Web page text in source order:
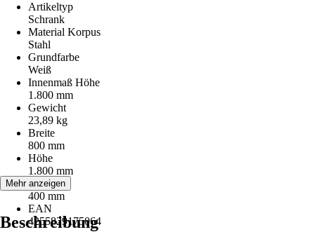
Artikeltyp
Schrank
Material Korpus
Stahl
Grundfarbe
Weiß
Innenmaß Höhe
1.800 mm
Gewicht
23,89 kg
Breite
800 mm
Höhe
1.800 mm
Tiefe
400 mm
EAN
4255829175064
Mehr anzeigen
Beschreibung